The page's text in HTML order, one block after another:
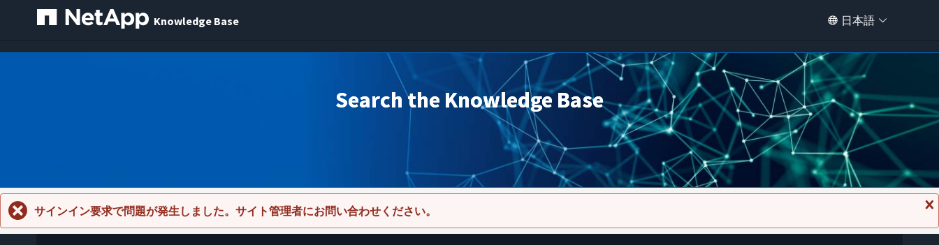
Knowledge Base 日本語
Search the Knowledge Base
メ
ッ
サインイン要求で問題が発生しました。サイト管理者にお問い合わせください。